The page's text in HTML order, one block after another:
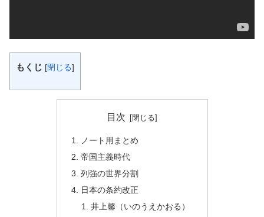
もくじ [閉じる]
目次
ノート用まとめ
帝国主義時代
列強の世界分割
日本の条約改正
井上馨（いのうえかおる）